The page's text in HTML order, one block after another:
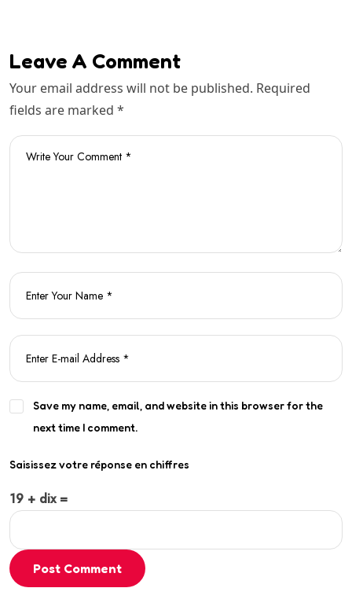
Leave A Comment
Your email address will not be published. Required
fields are marked *
Save my name, email, and website in this browser for the
next time I comment.
Saisissez votre réponse en chiffres
19 + dix =
Post Comment